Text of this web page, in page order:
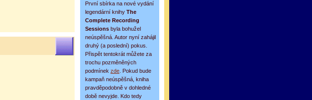
První sbírka na nové vydání
legendární knihy The
Complete Recording
Sessions byla bohužel
neúspěšná. Autor nyní zahájil
druhý (a poslední) pokus.
Přispět tentokrát můžete za
trochu pozměněných
podmínek zde . Pokud bude
kampaň neúspěšná, kniha
pravděpodobně v dohledné
době nevyjde. Kdo tedy